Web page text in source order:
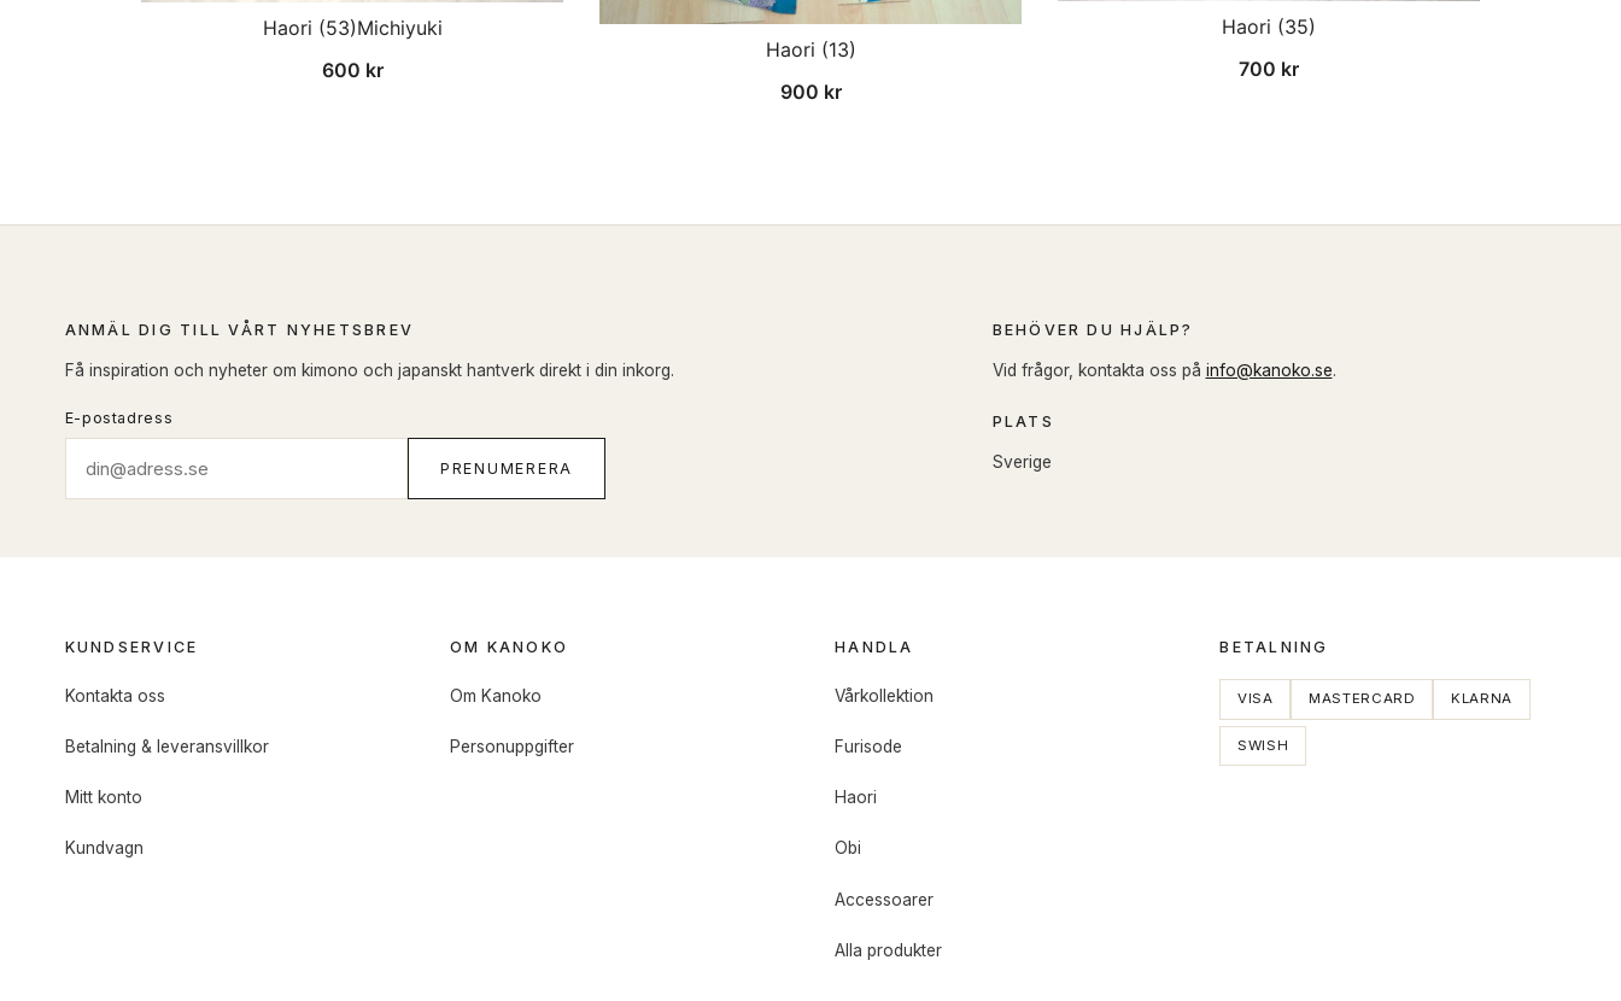
Haori (53)Michiyuki
600 kr
Haori (13)
900 kr
Haori (35)
700 kr
ANMÄL DIG TILL VÅRT NYHETSBREV
Få inspiration och nyheter om kimono och japanskt hantverk direkt i din inkorg.
E-postadress
PRENUMERERA
BEHÖVER DU HJÄLP?
Vid frågor, kontakta oss på info@kanoko.se.
PLATS
Sverige
KUNDSERVICE
Kontakta oss
Betalning & leveransvillkor
Mitt konto
Kundvagn
OM KANOKO
Om Kanoko
Personuppgifter
HANDLA
Vårkollektion
Furisode
Haori
Obi
Accessoarer
Alla produkter
BETALNING
VISA MASTERCARD KLARNA
SWISH